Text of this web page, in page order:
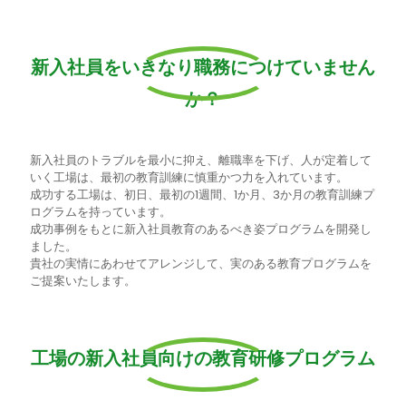
新入社員をいきなり職務につけていません
か？
新入社員のトラブルを最小に抑え、離職率を下げ、人が定着して
いく工場は、最初の教育訓練に慎重かつ力を入れています。
成功する工場は、初日、最初の1週間、1か月、3か月の教育訓練プ
ログラムを持っています。
成功事例をもとに新入社員教育のあるべき姿プログラムを開発し
ました。
貴社の実情にあわせてアレンジして、実のある教育プログラムを
ご提案いたします。
工場の新入社員向けの教育研修プログラム